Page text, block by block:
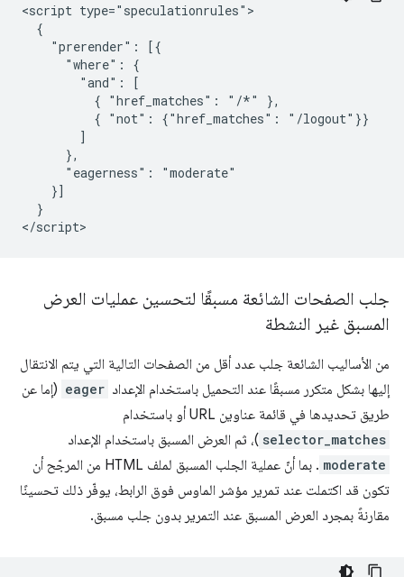
<script type="speculationrules">
  {
    "prerender": [{
      "where": {
        "and": [
          { "href_matches": "/*" },
          { "not": {"href_matches": "/logout"}}
        ]
      },
      "eagerness": "moderate"
    }]
  }
جلب الصفحات الشائعة مسبقًا لتحسين عمليات العرض
المسبق غير النشطة
من الأساليب الشائعة جلب عدد أقل من الصفحات التالية التي يتم الانتقال
إليها بشكل متكرر مسبقًا عند التحميل باستخدام الإعداد eager (إما عن
طريق تحديدها في قائمة عناوين URL أو باستخدام
selector_matches )، ثم العرض المسبق باستخدام الإعداد
moderate
. بما أنّ عملية الجلب المسبق لملف HTML من المرجّح أن
تكون قد اكتملت عند تمرير مؤشر الماوس فوق الرابط، يوفّر ذلك تحسينًا
مقارنةً بمجرد العرض المسبق عند التمرير بدون جلب مسبق.